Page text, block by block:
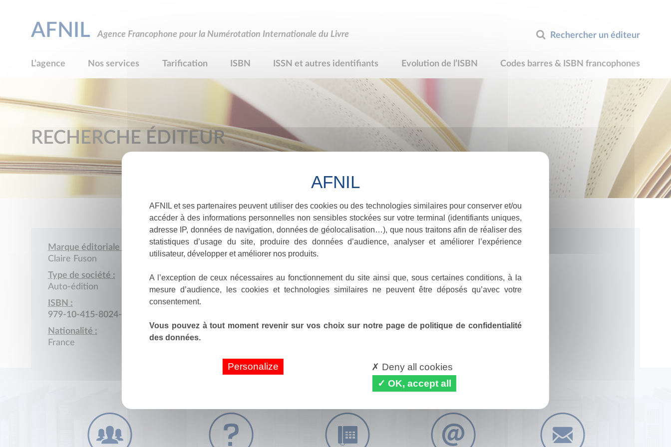
Rechercher un éditeur
AFNIL Agence Francophone pour la Numérotation Internationale du Livre
L’agence Nos services Tarification ISBN ISSN et autres identifiants Evolution de l’ISBN Codes barres & ISBN francophones
RECHERCHE ÉDITEUR
Marque éditoriale :
Claire Fuson
Type de société :
Auto-édition
ISBN :
979-10-415-8024-8
Nationalité :
France
AFNIL et ses partenaires peuvent utiliser des cookies ou des technologies similaires pour conserver et/ou
accéder à des informations personnelles non sensibles stockées sur votre terminal (identifiants uniques,
adresse IP, données de navigation, données de géolocalisation…), que nous traitons afin de réaliser des
statistiques d’usage du site, produire des données d’audience, analyser et améliorer l’expérience
utilisateur, développer et améliorer nos produits.
A l’exception de ceux nécessaires au fonctionnement du site ainsi que, sous certaines conditions, à la
mesure d’audience, les cookies et technologies similaires ne peuvent être déposés qu’avec votre
consentement.
Vous pouvez à tout moment revenir sur vos choix sur notre page de politique de confidentialité
des données.
Personalize
Deny all cookies
OK, accept all